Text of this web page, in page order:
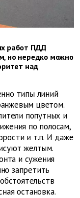
работ ПДД
но нередко можно
над
типы линий
цветом.
попутных и
по полосам,
и т.п. И даже
желтым.
и сужения
запретить
остановка.